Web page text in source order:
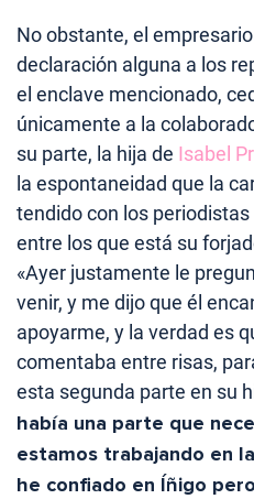
No obstante, el
declaración alguna a los
el enclave mencionado,
únicamente a la
su parte, la hija de Isabel
la espontaneidad que la
tendido con los
entre los que está su
«Ayer justamente le
venir, y me dijo que él
apoyarme, y la verdad es
comentaba entre risas,
esta segunda parte en su
había una parte que
estamos trabajando en
he confiado en Íñigo